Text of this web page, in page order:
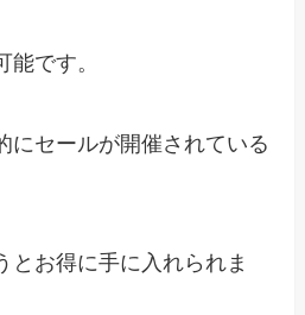
です。
にセールが開催されている
とお得に手に入れられま